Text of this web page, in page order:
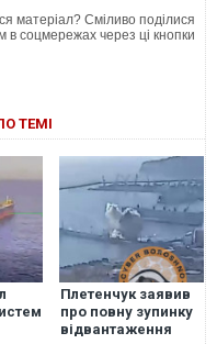
матеріал? Сміливо поділися
в соцмережах через ці кнопки
ТЕМІ
Плетенчук заявив
про повну зупинку
відвантаження